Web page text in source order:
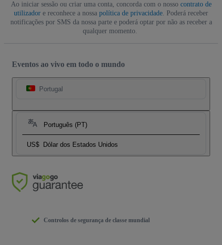
Ao iniciar sessão ou criar uma conta, concorda com o nosso contrato de
utilizador e reconhece a nossa política de privacidade. Poderá receber
notificações por SMS da nossa parte e poderá optar por não as receber a
qualquer momento.
Eventos ao vivo em todo o mundo
Portugal
Português (PT)
US$ Dólar dos Estados Unidos
Controlos de segurança de classe mundial